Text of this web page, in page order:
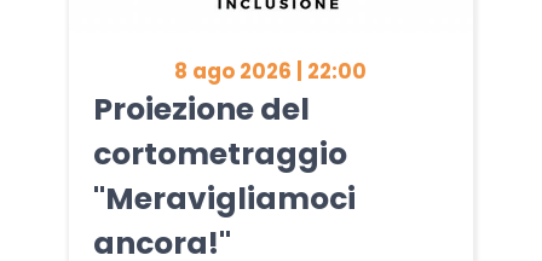
8 ago 2026 | 22:00
Proiezione del
cortometraggio
"Meravigliamoci
ancora!"